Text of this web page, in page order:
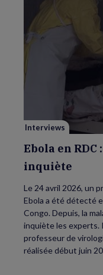
Interviews
Ebola en
inquiète
Le 24 avril 2026, un
Ebola a été détecté
Congo. Depuis, la
inquiète les experts.
professeur de
réalisée début juin